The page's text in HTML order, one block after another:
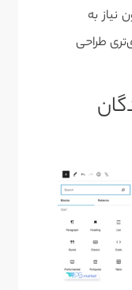
نیاز به
طراحی